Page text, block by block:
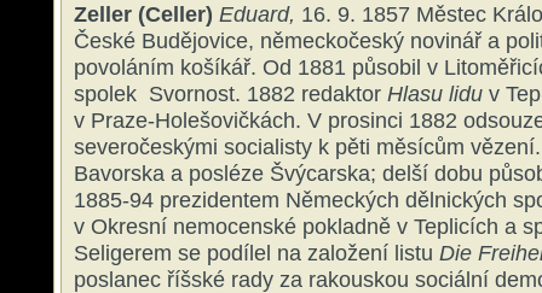
Zeller (Celler) Eduard, 16. 9. 1857 Městec
České Budějovice, německočeský novinář a
povoláním košíkář. Od 1881 působil v
spolek Svornost. 1882 redaktor Hlasu lidu v
v Praze-Holešovičkách. V prosinci 1882
severočeskými socialisty k pěti měsícům
Bavorska a posléze Švýcarska; delší dobu
1885-94 prezidentem Německých dělnických
v Okresní nemocenské pokladně v Teplicích a
Seligerem se podílel na založení listu Die
poslanec říšské rady za rakouskou sociální